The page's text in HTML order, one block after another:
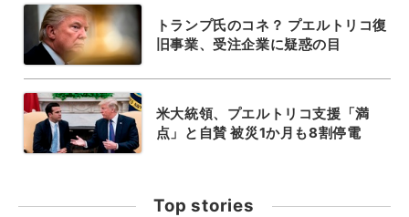
トランプ氏のコネ？ プエルトリコ復
旧事業、受注企業に疑惑の目
米大統領、プエルトリコ支援「満
点」と自賛 被災1か月も8割停電
Top stories